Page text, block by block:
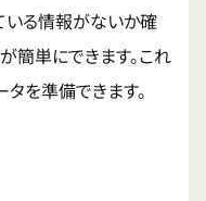
いる情報がないか確
簡単にできます。これ
を準備できます。